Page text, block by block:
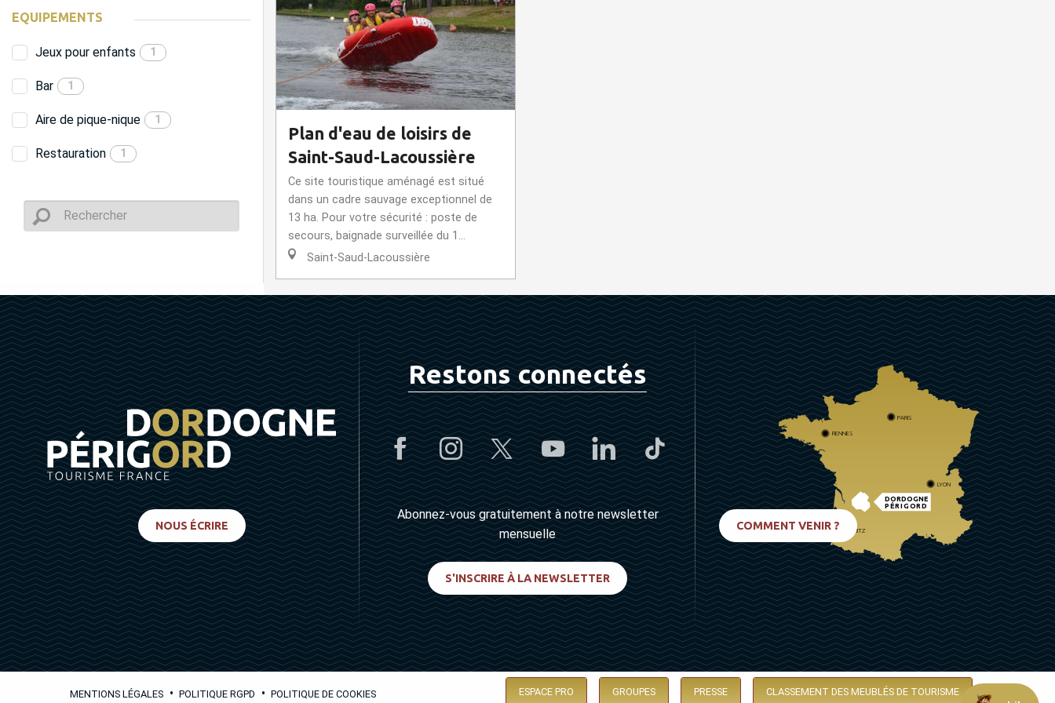
EQUIPEMENTS
Jeux pour enfants 1
Bar 1
Aire de pique-nique 1
Restauration 1
Plan d'eau de loisirs de
Saint-Saud-Lacoussière
Ce site touristique aménagé est situé
dans un cadre sauvage exceptionnel de
13 ha. Pour votre sécurité : poste de
secours, baignade surveillée du 1...
Saint-Saud-Lacoussière
NOUS ÉCRIRE
Restons connectés
Abonnez-vous gratuitement à notre newsletter
mensuelle
S'INSCRIRE À LA NEWSLETTER
DORDOGNE
PÉRIGORD
PARIS
RENNES
LYON
BIARRITZ
COMMENT VENIR ?
MENTIONS LÉGALES • POLITIQUE RGPD • POLITIQUE DE COOKIES ESPACE PRO GROUPES PRESSE CLASSEMENT DES MEUBLÉS DE TOURISME